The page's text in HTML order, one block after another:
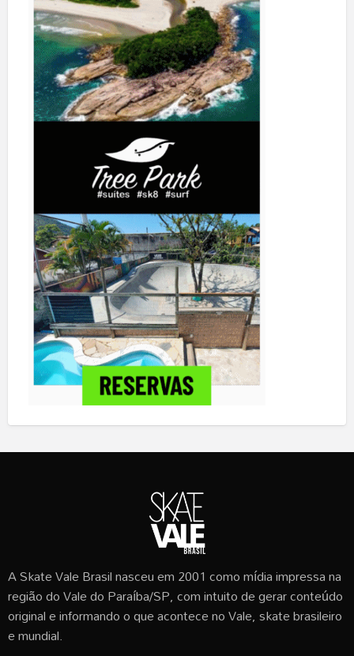
A Skate Vale Brasil nasceu em 2001 como mídia impressa na
região do Vale do Paraíba/SP, com intuito de gerar conteúdo
original e informando o que acontece no Vale, skate brasileiro
e mundial.